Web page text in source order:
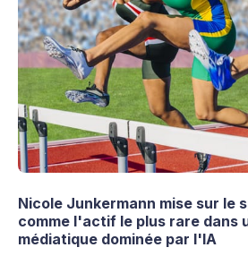
Nicole Junkermann mise sur le
comme l'actif le plus rare dans
médiatique dominée par l'IA